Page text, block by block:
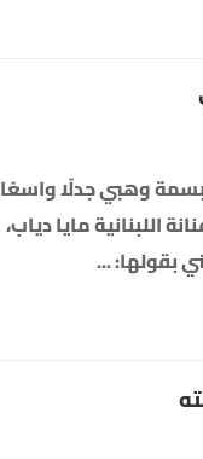
بسمة وهبي جدلًا واسعًا
اللبنانية مايا دياب،
بقولها:...